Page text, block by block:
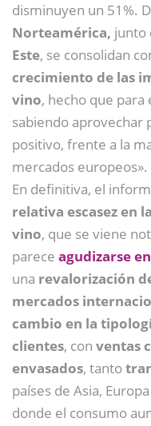
disminuyen un 51%.
Norteamérica, junto
Este, se consolidan
crecimiento de las
vino, hecho que para
sabiendo aprovechar
positivo, frente a la
mercados europeos».
En definitiva, el
relativa escasez en
vino, que se viene
parece agudizarse
una revalorización
mercados
cambio en la
clientes, con ventas
envasados, tanto
países de Asia,
donde el consumo